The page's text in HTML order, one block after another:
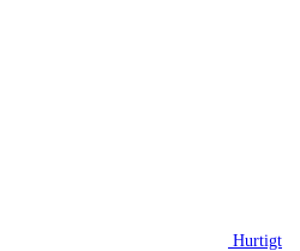
Hurtigt